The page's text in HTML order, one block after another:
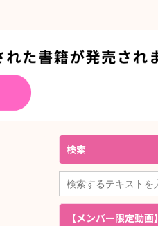
検索
【メンバー限定動画】